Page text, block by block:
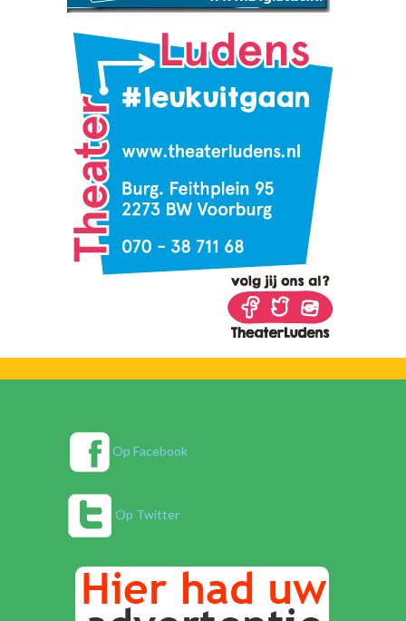
Op Facebook
Op Twitter